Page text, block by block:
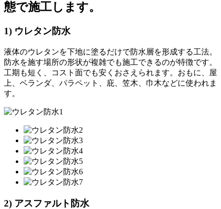
態で施工します。
1) ウレタン防水
液体のウレタンを下地に塗るだけで防水層を形成する工法。
防水を施す場所の形状が複雑でも施工できるのが特徴です。
工期も短く、コスト面でも安くおさえられます。おもに、屋
上、ベランダ、パラペット、庇、笠木、巾木などに使われま
す。
2) アスファルト防水